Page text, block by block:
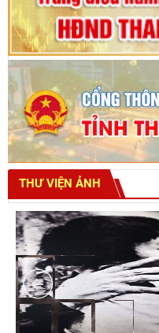
THƯ VIỆN ẢNH